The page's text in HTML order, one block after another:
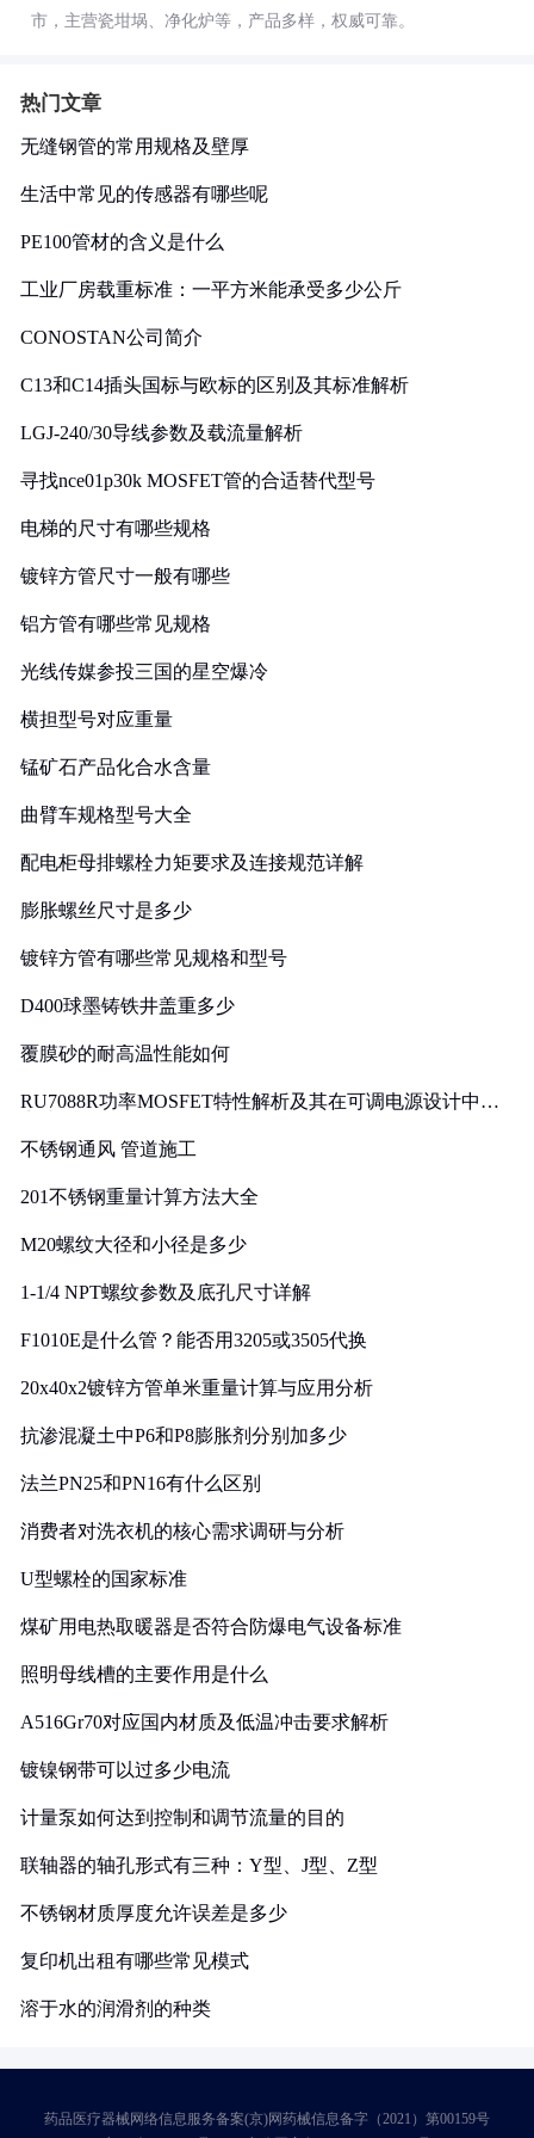
市，主营瓷坩埚、净化炉等，产品多样，权威可靠。
热门文章
无缝钢管的常用规格及壁厚
生活中常见的传感器有哪些呢
PE100管材的含义是什么
工业厂房载重标准：一平方米能承受多少公斤
CONOSTAN公司简介
C13和C14插头国标与欧标的区别及其标准解析
LGJ-240/30导线参数及载流量解析
寻找nce01p30k MOSFET管的合适替代型号
电梯的尺寸有哪些规格
镀锌方管尺寸一般有哪些
铝方管有哪些常见规格
光线传媒参投三国的星空爆冷
横担型号对应重量
锰矿石产品化合水含量
曲臂车规格型号大全
配电柜母排螺栓力矩要求及连接规范详解
膨胀螺丝尺寸是多少
镀锌方管有哪些常见规格和型号
D400球墨铸铁井盖重多少
覆膜砂的耐高温性能如何
RU7088R功率MOSFET特性解析及其在可调电源设计中的
不锈钢通风 管道施工
201不锈钢重量计算方法大全
M20螺纹大径和小径是多少
1-1/4 NPT螺纹参数及底孔尺寸详解
F1010E是什么管？能否用3205或3505代换
20x40x2镀锌方管单米重量计算与应用分析
抗渗混凝土中P6和P8膨胀剂分别加多少
法兰PN25和PN16有什么区别
消费者对洗衣机的核心需求调研与分析
U型螺栓的国家标准
煤矿用电热取暖器是否符合防爆电气设备标准
照明母线槽的主要作用是什么
A516Gr70对应国内材质及低温冲击要求解析
镀镍钢带可以过多少电流
计量泵如何达到控制和调节流量的目的
联轴器的轴孔形式有三种：Y型、J型、Z型
不锈钢材质厚度允许误差是多少
复印机出租有哪些常见模式
溶于水的润滑剂的种类
药品医疗器械网络信息服务备案(京)网药械信息备字（2021）第00159号